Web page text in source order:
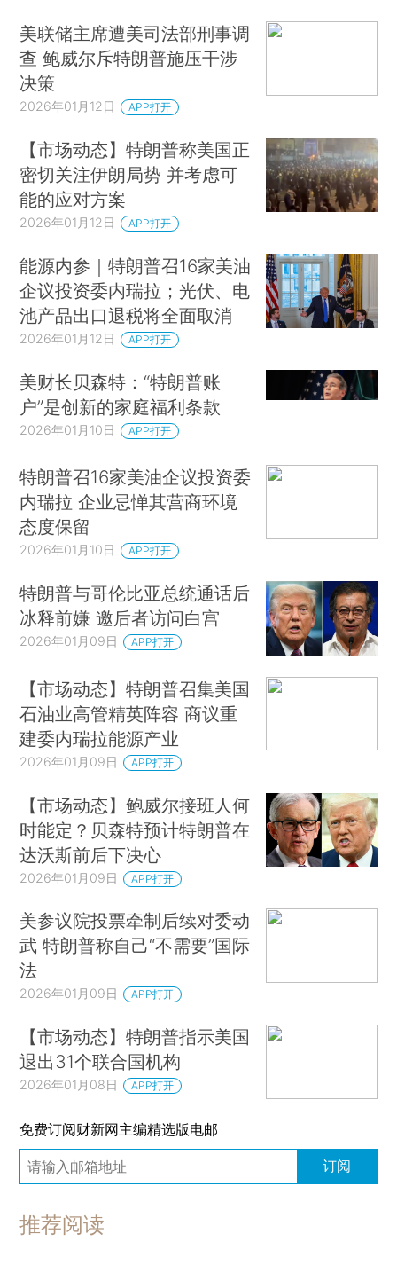
美联储主席遭美司法部刑事调
查 鲍威尔斥特朗普施压干涉
决策
2026年01月12日 APP打开
【市场动态】特朗普称美国正
密切关注伊朗局势 并考虑可
能的应对方案
2026年01月12日 APP打开
能源内参｜特朗普召16家美油
企议投资委内瑞拉；光伏、电
池产品出口退税将全面取消
2026年01月12日 APP打开
美财长贝森特：“特朗普账
户”是创新的家庭福利条款
2026年01月10日 APP打开
特朗普召16家美油企议投资委
内瑞拉 企业忌惮其营商环境
态度保留
2026年01月10日 APP打开
特朗普与哥伦比亚总统通话后
冰释前嫌 邀后者访问白宫
2026年01月09日 APP打开
【市场动态】特朗普召集美国
石油业高管精英阵容 商议重
建委内瑞拉能源产业
2026年01月09日 APP打开
【市场动态】鲍威尔接班人何
时能定？贝森特预计特朗普在
达沃斯前后下决心
2026年01月09日 APP打开
美参议院投票牵制后续对委动
武 特朗普称自己“不需要”国际
法
2026年01月09日 APP打开
【市场动态】特朗普指示美国
退出31个联合国机构
2026年01月08日 APP打开
免费订阅财新网主编精选版电邮
订阅
推荐阅读